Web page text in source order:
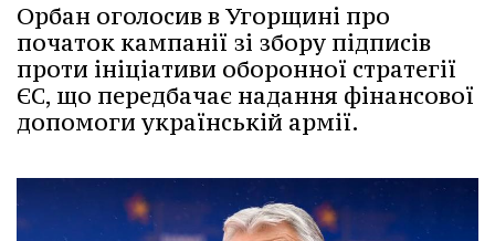
Орбан оголосив в Угорщині про
початок кампанії зі збору підписів
проти ініціативи оборонної стратегії
ЄС, що передбачає надання фінансової
допомоги українській армії.